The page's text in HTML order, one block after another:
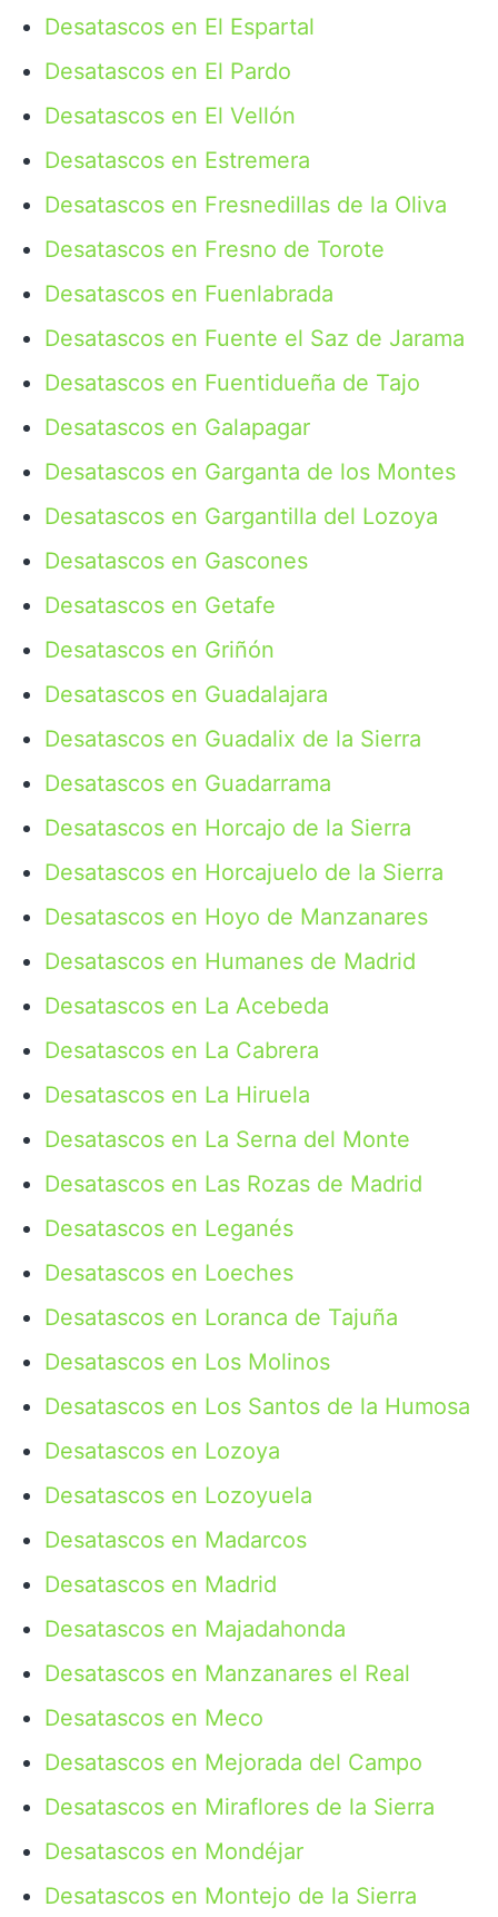
Desatascos en El Espartal
Desatascos en El Pardo
Desatascos en El Vellón
Desatascos en Estremera
Desatascos en Fresnedillas de la Oliva
Desatascos en Fresno de Torote
Desatascos en Fuenlabrada
Desatascos en Fuente el Saz de Jarama
Desatascos en Fuentidueña de Tajo
Desatascos en Galapagar
Desatascos en Garganta de los Montes
Desatascos en Gargantilla del Lozoya
Desatascos en Gascones
Desatascos en Getafe
Desatascos en Griñón
Desatascos en Guadalajara
Desatascos en Guadalix de la Sierra
Desatascos en Guadarrama
Desatascos en Horcajo de la Sierra
Desatascos en Horcajuelo de la Sierra
Desatascos en Hoyo de Manzanares
Desatascos en Humanes de Madrid
Desatascos en La Acebeda
Desatascos en La Cabrera
Desatascos en La Hiruela
Desatascos en La Serna del Monte
Desatascos en Las Rozas de Madrid
Desatascos en Leganés
Desatascos en Loeches
Desatascos en Loranca de Tajuña
Desatascos en Los Molinos
Desatascos en Los Santos de la Humosa
Desatascos en Lozoya
Desatascos en Lozoyuela
Desatascos en Madarcos
Desatascos en Madrid
Desatascos en Majadahonda
Desatascos en Manzanares el Real
Desatascos en Meco
Desatascos en Mejorada del Campo
Desatascos en Miraflores de la Sierra
Desatascos en Mondéjar
Desatascos en Montejo de la Sierra